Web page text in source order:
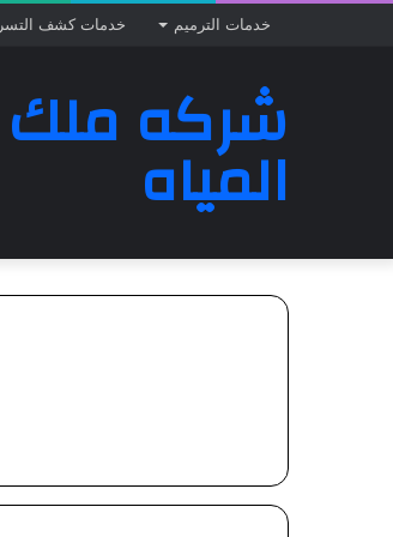
خدمات الترميم خدمات كشف
شركه
المياه